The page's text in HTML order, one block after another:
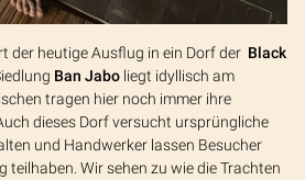
der heutige Ausflug in ein Dorf der Black
Ban Jabo liegt idyllisch am
tragen hier noch immer ihre
Auch dieses Dorf versucht ursprüngliche
und Handwerker lassen Besucher
teilhaben. Wir sehen zu wie die Trachten